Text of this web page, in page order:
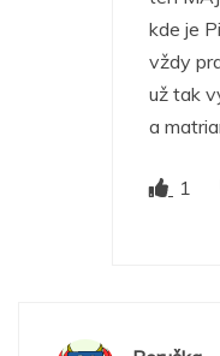
kde je
vždy
už tak
a
1